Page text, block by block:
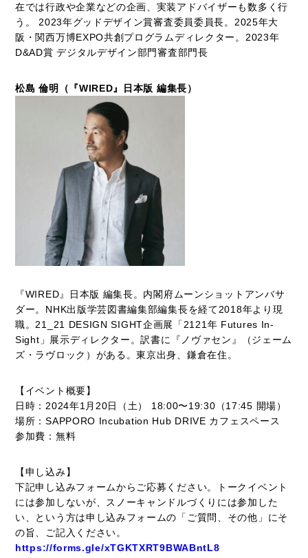
在では行政や企業などの企画、実装アドバイザーも数多く行
う。 2023年グッドデザイン賞審査委員委員長。2025年大
阪・関西万博EXPO共創プログラムディレクター。2023年
D&AD賞 デジタルデザイン部門審査部門長
松島 倫明（『WIRED』日本版 編集長）
『WIRED』日本版 編集長。内閣府ムーンショットアンバサ
ダー。NHK出版学芸図書編集部編集長を経て2018年より現
職。21_21 DESIGN SIGHT企画展「2121年 Futures In-
Sight」展示ディレクター。訳書に『ノヴァセン』（ジェーム
ズ・ラヴロック）がある。東京出身、鎌倉在住。
【イベント概要】
日時：2024年1月20日（土） 18:00〜19:30（17:45 開場）
場所：SAPPORO Incubation Hub DRIVE カフェスペース
参加費：無料
【申し込み】
下記申し込みフォームからご応募ください。トークイベント
には参加しないが、スノーキャンドルづくりには参加した
い、という方は申し込みフォームの「ご質問、その他」にそ
の旨、ご記入ください。
https://forms.gle/xTGKTXRT9BWABntL8